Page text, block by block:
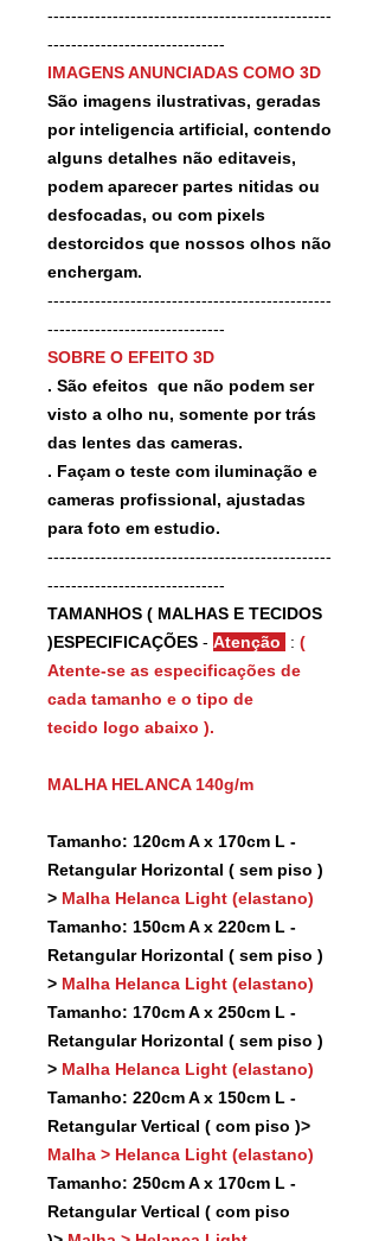
------------------------------------------------
------------------------------
IMAGENS ANUNCIADAS COMO 3D
São imagens ilustrativas, geradas
por inteligencia artificial, contendo
alguns detalhes não editaveis,
podem aparecer partes nitidas ou
desfocadas, ou com pixels
destorcidos que nossos olhos não
enchergam.
------------------------------------------------
------------------------------
SOBRE O EFEITO 3D
. São efeitos que não podem ser
visto a olho nu, somente por trás
das lentes das cameras.
. Façam o teste com iluminação e
cameras profissional, ajustadas
para foto em estudio.
------------------------------------------------
------------------------------
TAMANHOS ( MALHAS E TECIDOS
)ESPECIFICAÇÕES - Atenção : (
Atente-se as especificações de
cada tamanho e o tipo de
tecido logo abaixo ).
MALHA HELANCA 140g/m
Tamanho: 120cm A x 170cm L -
Retangular Horizontal ( sem piso )
> Malha Helanca Light (elastano)
Tamanho: 150cm A x 220cm L -
Retangular Horizontal ( sem piso )
> Malha Helanca Light (elastano)
Tamanho: 170cm A x 250cm L -
Retangular Horizontal ( sem piso )
> Malha Helanca Light (elastano)
Tamanho: 220cm A x 150cm L -
Retangular Vertical ( com piso )>
Malha > Helanca Light (elastano)
Tamanho: 250cm A x 170cm L -
Retangular Vertical ( com piso